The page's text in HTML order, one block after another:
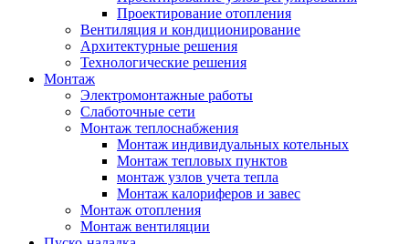
Проектирование отопления
Вентиляция и кондиционирование
Архитектурные решения
Технологические решения
Монтаж
Электромонтажные работы
Слаботочные сети
Монтаж теплоснабжения
Монтаж индивидуальных котельных
Монтаж тепловых пунктов
монтаж узлов учета тепла
Монтаж калориферов и завес
Монтаж отопления
Монтаж вентиляции